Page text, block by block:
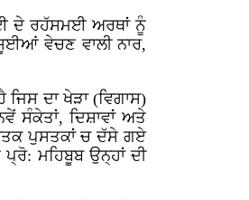
ਦੇ ਰਹੱਸਮਈ ਅਰਥਾਂ ਨੂੰ
ਵੇਚਣ ਵਾਲੀ ਨਾਰ,
ਦਾ ਖੇੜਾ (ਵਿਗਾਸ)
ਸੰਕੇਤਾਂ, ਦਿਸ਼ਾਵਾਂ ਅਤੇ
ਪੁਸਤਕਾਂ ਚ ਦੱਸੇ ਗਏ
ਮਹਿਬੂਬ ਉਨ੍ਹਾਂ ਦੀ